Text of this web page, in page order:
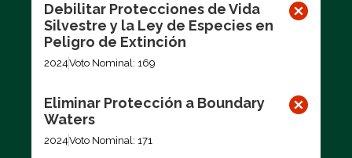
Debilitar Protecciones de Vida
Silvestre y la Ley de Especies en
Peligro de Extinción
2024Voto Nominal: 169
Eliminar Protección a Boundary
Waters
2024Voto Nominal: 171